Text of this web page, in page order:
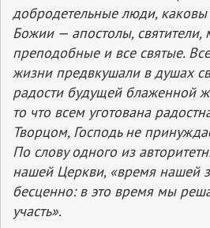
добродетельные люди,
Божии — апостолы, святители,
преподобные и все святые.
жизни предвкушали в душах
радости будущей блаженной
то что всем уготована
Творцом, Господь не
По слову одного из
нашей Церкви, «время нашей
бесценно: в это время мы
участь».